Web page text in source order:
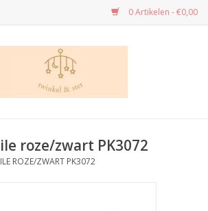
0 Artikelen - €0,00
roze/zwart PK3072
ROZE/ZWART PK3072